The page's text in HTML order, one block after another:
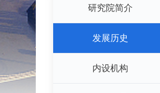
研究院简介
发展历史
内设机构